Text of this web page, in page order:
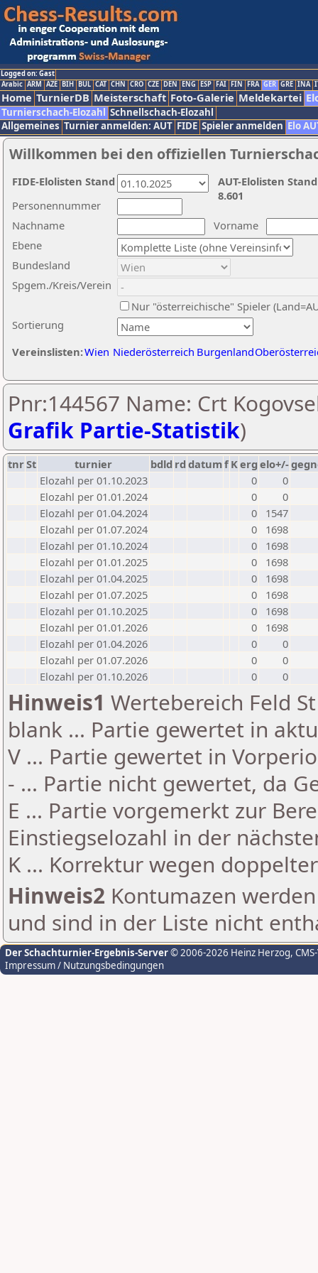
Logged on: Gast
Arabic ARM AZE BIH BUL CAT CHN CRO CZE DEN ENG ESP FAI FIN FRA GER GRE INA
Home TurnierDB Meisterschaft Foto-Galerie Meldekartei
Turnierschach-Elozahl Schnellschach-Elozahl
Allgemeines Turnier anmelden: AUT FIDE Spieler anmelden Elo
Willkommen bei den offiziellen
Nachname
Vorname
Ebene
Sortierung
Personennummer
Bundesland
Spgem./Kreis/Verein
Nur "österreichische" Spieler
Vereinslisten:Wien Niederösterreich Burgenland
AUT-Elolisten
8.601
FIDE-Elolisten Stand
Pnr:144567 Name: Crt
Grafik Partie-Statistik)
tnrSt turnier bdld rd datumf Kerg elo+/-
Elozahl per 01.10.2023
0
0
Elozahl per 01.01.2024
0
0
Elozahl per 01.04.2024
0
1547
Elozahl per 01.07.2024
0
1698
Elozahl per 01.10.2024
0
1698
Elozahl per 01.01.2025
0
1698
Elozahl per 01.04.2025
0
1698
Elozahl per 01.07.2025
0
1698
Elozahl per 01.10.2025
0
1698
Elozahl per 01.01.2026
0
1698
Elozahl per 01.04.2026
0
0
Elozahl per 01.07.2026
0
0
Elozahl per 01.10.2026
0 0
Hinweis1 Wertebereich Feld
blank ... Partie gewertet in
V ... Partie gewertet in
- ... Partie nicht gewertet, da
E ... Partie vorgemerkt zur
Einstiegselozahl in der
K ... Korrektur wegen
Hinweis2 Kontumazen
und sind in der Liste nicht
Der Schachturnier-Ergebnis-Server© 2006-2026 Heinz Herzog,
Impressum / Nutzungsbedingungen